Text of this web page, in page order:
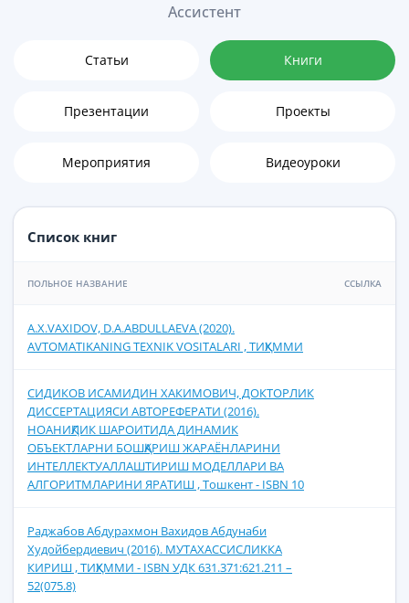
Ассистент
Статьи Книги
Презентации Проекты
Мероприятия Видеоуроки
Список книг
ПОЛЬНОЕ НАЗВАНИЕ ССЫЛКА
A.X.VАXIDOV, D.A.ABDULLAЕVA (2020).
AVTOMATIKANING TЕXNIK VOSITALARI , ТИҚХММИ
СИДИКОВ ИСАМИДИН ХАКИМОВИЧ, ДОКТОРЛИК
ДИССЕРТАЦИЯСИ АВТОРЕФЕРАТИ (2016).
НОАНИҚЛИК ШАРОИТИДА ДИНАМИК
ОБЪЕКТЛАРНИ БОШҚАРИШ ЖАРАЁНЛАРИНИ
ИНТЕЛЛЕКТУАЛЛАШТИРИШ МОДЕЛЛАРИ ВА
АЛГОРИТМЛАРИНИ ЯРАТИШ , Тошкент - ISBN 10
Раджабов Абдурахмон Вахидов Абдунаби
Худойбердиевич (2016). МУТАХАССИСЛИККА
КИРИШ , ТИҚХММИ - ISBN УДК 631.371:621.211 –
52(075.8)